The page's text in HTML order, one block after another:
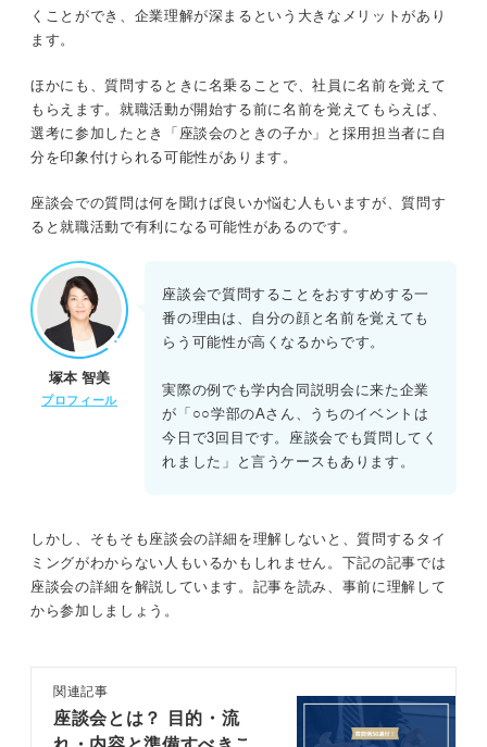
くことができ、企業理解が深まるという大きなメリットがあり
ます。
ほかにも、質問するときに名乗ることで、社員に名前を覚えて
もらえます。就職活動が開始する前に名前を覚えてもらえば、
選考に参加したとき「座談会のときの子か」と採用担当者に自
分を印象付けられる可能性があります。
座談会での質問は何を聞けば良いか悩む人もいますが、質問す
ると就職活動で有利になる可能性があるのです。
塚本 智美
プロフィール
座談会で質問することをおすすめする一
番の理由は、自分の顔と名前を覚えても
らう可能性が高くなるからです。
実際の例でも学内合同説明会に来た企業
が「○○学部のAさん、うちのイベントは
今日で3回目です。座談会でも質問してく
れました」と言うケースもあります。
しかし、そもそも座談会の詳細を理解しないと、質問するタイ
ミングがわからない人もいるかもしれません。下記の記事では
座談会の詳細を解説しています。記事を読み、事前に理解して
から参加しましょう。
関連記事
座談会とは？ 目的・流
全員に必要な情報を意識して質問する
方法
ほかの参加者の質問を深掘りする
説明会の内容や社員の経験に関する質問をする
質問の定型文を用意しておく
採用経験者が解説！ 座談会で質問しなくても印象に残る
方法とは
座談会で質問しないのはもったいない！ 事前準備で質問